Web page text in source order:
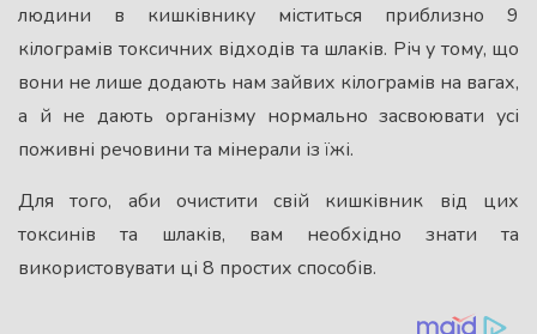
людини в кишківнику міститься приблизно 9
кілограмів токсичних відходів та шлаків. Річ у тому, що
вони не лише додають нам зайвих кілограмів на вагах,
а й не дають організму нормально засвоювати усі
поживні речовини та мінерали із їжі.
Для того, аби очистити свій кишківник від цих
токсинів та шлаків, вам необхідно знати та
використовувати ці 8 простих способів.